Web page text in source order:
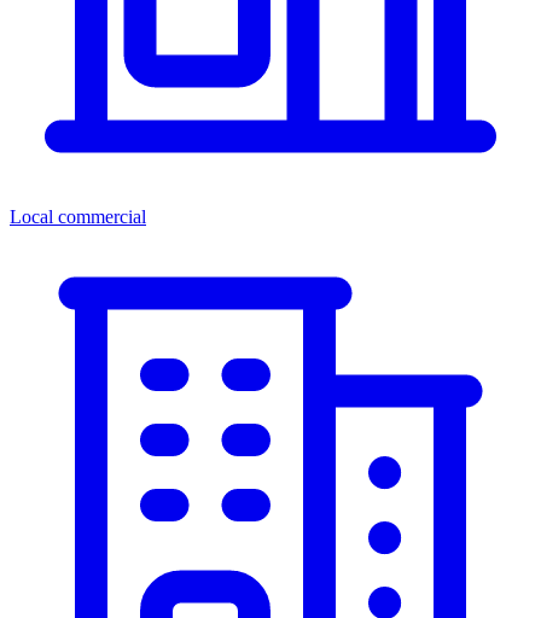
Local commercial